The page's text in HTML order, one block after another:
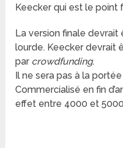
Keecker qui est le
La version finale
lourde. Keecker devrait
par crowdfunding.
Il ne sera pas à la
Commercialisé en fin
effet entre 4000 et